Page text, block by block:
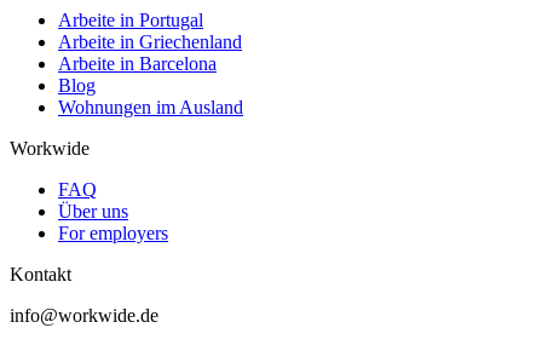
Arbeite in Portugal
Arbeite in Griechenland
Arbeite in Barcelona
Blog
Wohnungen im Ausland
Workwide
FAQ
Über uns
For employers
Kontakt
info@workwide.de